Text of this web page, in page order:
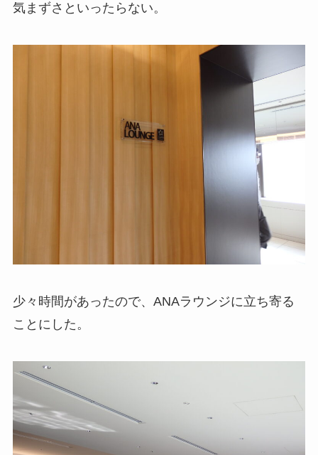
気まずさといったらない。
少々時間があったので、ANAラウンジに立ち寄る
ことにした。